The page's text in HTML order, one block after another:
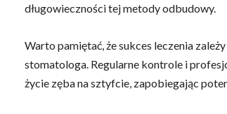
długowieczności tej metody odbudowy.
Warto pamiętać, że sukces leczenia
stomatologa. Regularne kontrole i
życie zęba na sztyfcie, zapobiegając